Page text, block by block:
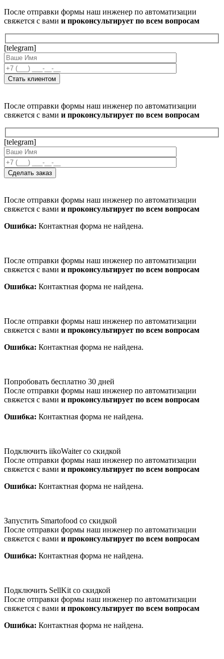
После отправки формы наш инженер по автоматизации
свяжется с вами и проконсультирует по всем вопросам
[telegram]
После отправки формы наш инженер по автоматизации
свяжется с вами и проконсультирует по всем вопросам
[telegram]
После отправки формы наш инженер по автоматизации
свяжется с вами и проконсультирует по всем вопросам
Ошибка: Контактная форма не найдена.
После отправки формы наш инженер по автоматизации
свяжется с вами и проконсультирует по всем вопросам
Ошибка: Контактная форма не найдена.
После отправки формы наш инженер по автоматизации
свяжется с вами и проконсультирует по всем вопросам
Ошибка: Контактная форма не найдена.
Попробовать бесплатно 30 дней
После отправки формы наш инженер по автоматизации
свяжется с вами и проконсультирует по всем вопросам
Ошибка: Контактная форма не найдена.
Подключить iikoWaiter со скидкой
После отправки формы наш инженер по автоматизации
свяжется с вами и проконсультирует по всем вопросам
Ошибка: Контактная форма не найдена.
Запустить Smartofood со скидкой
После отправки формы наш инженер по автоматизации
свяжется с вами и проконсультирует по всем вопросам
Ошибка: Контактная форма не найдена.
Подключить SellKit со скидкой
После отправки формы наш инженер по автоматизации
свяжется с вами и проконсультирует по всем вопросам
Ошибка: Контактная форма не найдена.